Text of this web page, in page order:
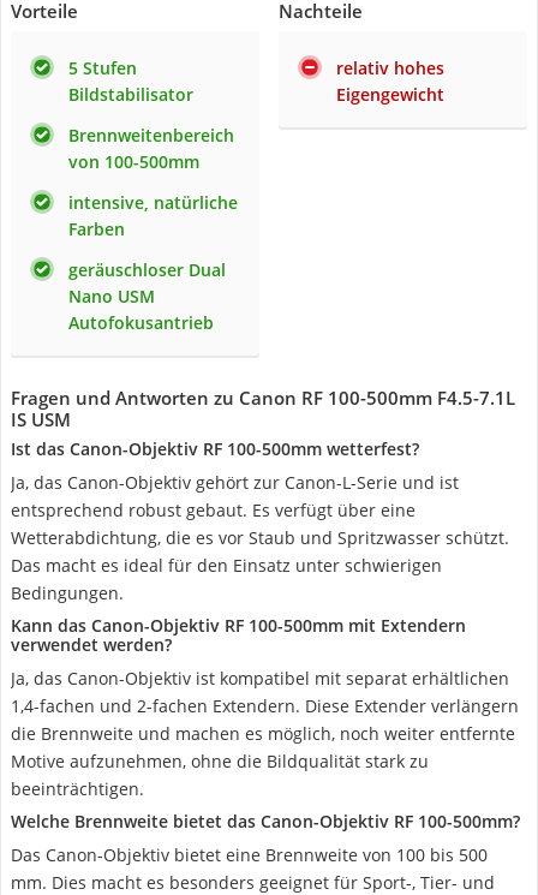
Vorteile
5 Stufen
Bildstabilisator
Brennweitenbereich
von 100-500mm
intensive, natürliche
Farben
geräuschloser Dual
Nano USM
Autofokusantrieb
Nachteile
relativ hohes
Eigengewicht
Fragen und Antworten zu Canon RF 100-500mm F4.5-7.1L
IS USM
Ist das Canon-Objektiv RF 100-500mm wetterfest?
Ja, das Canon-Objektiv gehört zur Canon-L-Serie und ist
entsprechend robust gebaut. Es verfügt über eine
Wetterabdichtung, die es vor Staub und Spritzwasser schützt.
Das macht es ideal für den Einsatz unter schwierigen
Bedingungen.
Kann das Canon-Objektiv RF 100-500mm mit Extendern
verwendet werden?
Ja, das Canon-Objektiv ist kompatibel mit separat erhältlichen
1,4-fachen und 2-fachen Extendern. Diese Extender verlängern
die Brennweite und machen es möglich, noch weiter entfernte
Motive aufzunehmen, ohne die Bildqualität stark zu
beeinträchtigen.
Welche Brennweite bietet das Canon-Objektiv RF 100-500mm?
Das Canon-Objektiv bietet eine Brennweite von 100 bis 500
mm. Dies macht es besonders geeignet für Sport-, Tier- und